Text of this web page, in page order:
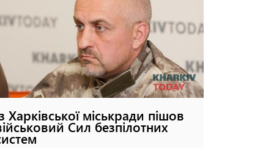
влучання "Бандеролі"
липня, 2026 - 12:36
Харківської міськради пішов
Сил безпілотних